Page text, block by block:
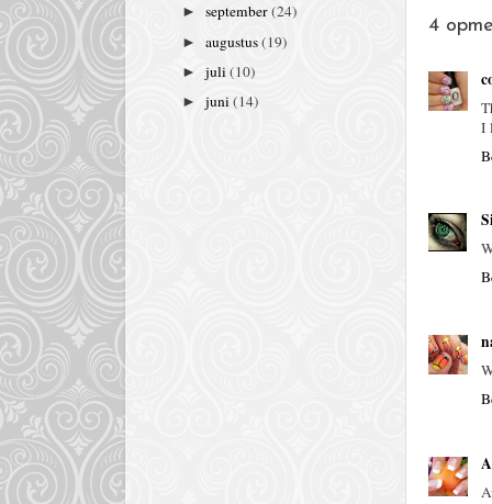
4
I
►september(24)
►augustus(19)
►juli(10)
►juni(14)